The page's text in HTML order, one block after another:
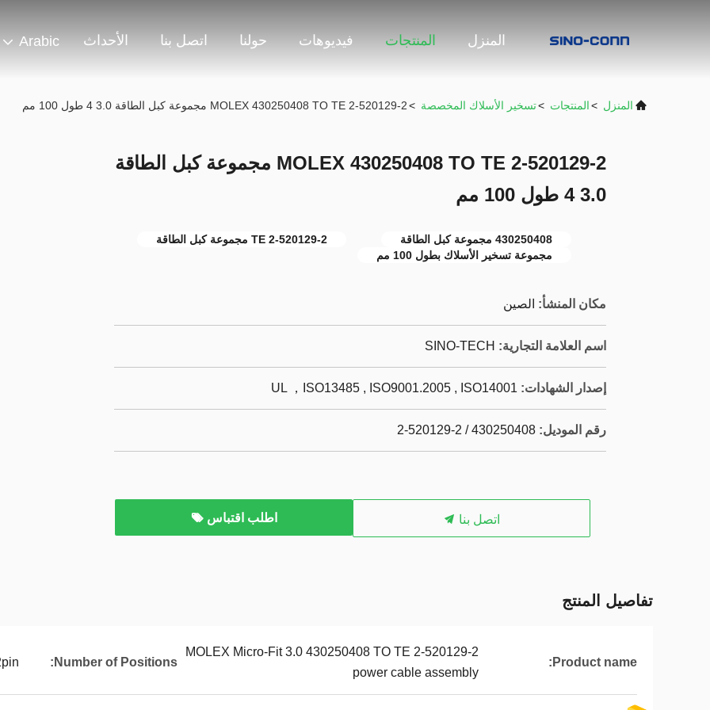
المنزل المنتجات فيديوهات حولنا اتصل بنا الأحداث Arabic
المنزل >المنتجات >تسخير الأسلاك المخصصة >MOLEX 430250408 TO TE 2-520129-2 مجموعة كبل الطاقة 3.0 4 طول 100 مم
MOLEX 430250408 TO TE 2-520129-2 مجموعة كبل الطاقة
3.0 4 طول 100 مم
430250408 مجموعة كبل الطاقة
TE 2-520129-2 مجموعة كبل الطاقة
مجموعة تسخير الأسلاك بطول 100 مم
مكان المنشأ: الصين
اسم العلامة التجارية: SINO-TECH
إصدار الشهادات: UL ，ISO13485 , ISO9001.2005 , ISO14001
رقم الموديل: 430250408 / 2-520129-2
اتصل بنا اطلب اقتباس
تفاصيل المنتج
Product name:
MOLEX Micro-Fit 3.0 430250408 TO TE 2-520129-2
power cable assembly
Number of Positions: